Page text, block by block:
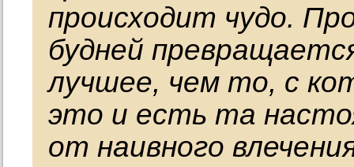
происходит чудо.
будней
лучшее, чем то, с
это и есть та
от наивного